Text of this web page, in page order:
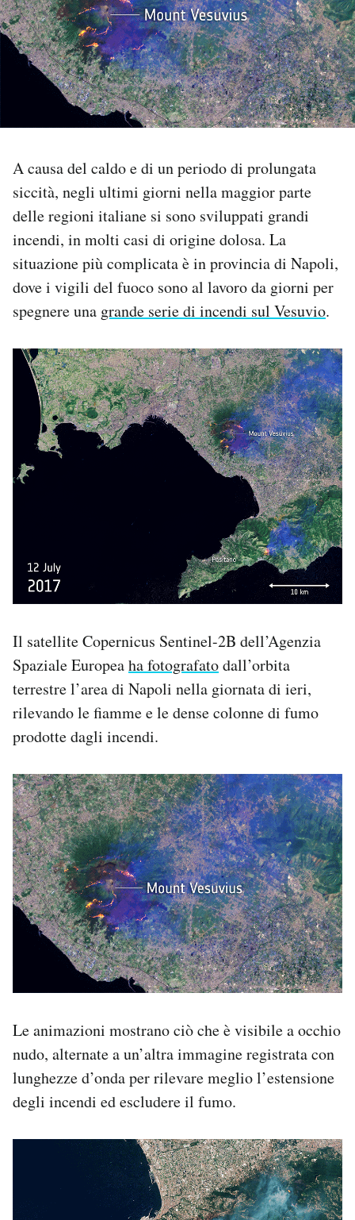
PODCAST
NEWSLETTER
SHOP
CALENDARIO
AREA PERSONALE
Newsletter
Notifiche mobile
Regala il Post
Hai bisogno di aiuto?
Esci
A causa del caldo e di un periodo di prolungata
siccità, negli ultimi giorni nella maggior parte
delle regioni italiane si sono sviluppati grandi
incendi, in molti casi di origine dolosa. La
situazione più complicata è in provincia di Napoli,
dove i vigili del fuoco sono al lavoro da giorni per
spegnere una grande serie di incendi sul Vesuvio.
Il satellite Copernicus Sentinel-2B dell’Agenzia
Spaziale Europeaha fotografatodall’orbita
terrestre l’area di Napoli nella giornata di ieri,
rilevando le fiamme e le dense colonne di fumo
prodotte dagli incendi.
Le animazioni mostrano ciò che è visibile a occhio
nudo, alternate a un’altra immagine registrata con
lunghezze d’onda per rilevare meglio l’estensione
degli incendi ed escludere il fumo.